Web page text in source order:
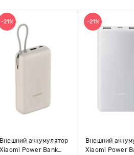
-21%
Внешний аккумулятор
Xiaomi Power Bank
-21%
Внешний
Xiaomi Power